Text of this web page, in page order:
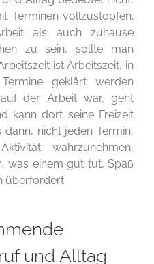
Terminen vollzustopfen.
als auch zuhause
zu sein, sollte man
ist Arbeitszeit, in
geklärt werden
der Arbeit war, geht
kann dort seine Freizeit
nicht jeden Termin,
wahrzunehmen,
was einem gut tut, Spaß
überfordert.
und Alltag